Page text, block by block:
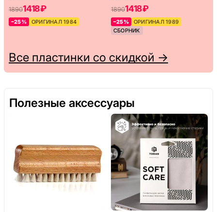
18901418 ₽
–25% ОРИГИНАЛ 1984
18901418 ₽
–25%
ОРИГИНАЛ 1989
СБОРНИК
Все пластинки со скидкой →
Полезные аксессуары